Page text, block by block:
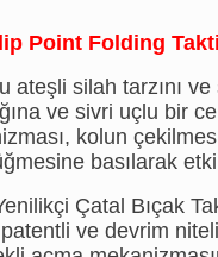
Point Folding
silah tarzını
ve sivri uçlu bir
kolun
basılarak
Çatal Bıçak
ve devrim